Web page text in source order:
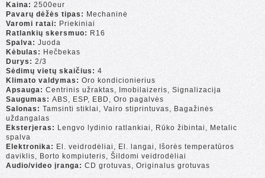
Kaina: 2500eur
Pavarų dėžės tipas: Mechaninė
Varomi ratai: Priekiniai
Ratlankių skersmuo: R16
Spalva: Juoda
Kėbulas: Hečbekas
Durys: 2/3
Sėdimų vietų skaičius: 4
Klimato valdymas: Oro kondicionierius
Apsauga: Centrinis užraktas, Imobilaizeris, Signalizacija
Saugumas: ABS, ESP, EBD, Oro pagalvės
Salonas: Tamsinti stiklai, Vairo stiprintuvas, Bagažinės
uždangalas
Eksterjeras: Lengvo lydinio ratlankiai, Rūko žibintai, Metalic
spalva
Elektronika: El. veidrodėliai, El. langai, Išorės temperatūros
daviklis, Borto kompiuteris, Šildomi veidrodėliai
Audio/video įranga: CD grotuvas, Originalus grotuvas